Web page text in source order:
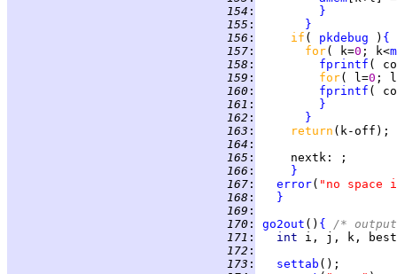
154 :
}
155 :
}
156 : if ( pkdebug ) {
157 : for( k=0 ; k<
158 : fprintf (
159 : for( l=0 ;
160 : fprintf (
161 :
}
162 :
}
163 : return
164 :
165 : nextk
166 :
}
167 : error( "no space
168 :
}
169 :
170 : go2out () {
/*
171 :
int
172 :
173 : settab